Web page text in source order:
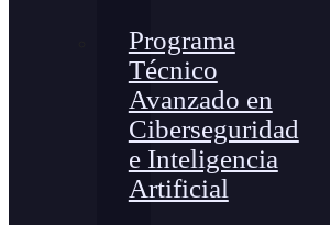
Programa
Técnico
Avanzado en
Ciberseguridad
e Inteligencia
Artificial